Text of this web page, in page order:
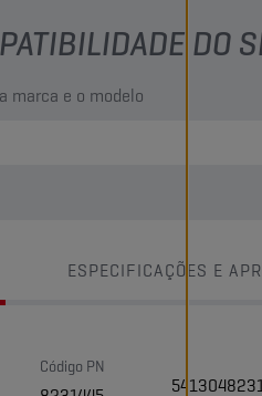
DO
marca e o modelo
ESPECIFICAÇÕES E
Código PN